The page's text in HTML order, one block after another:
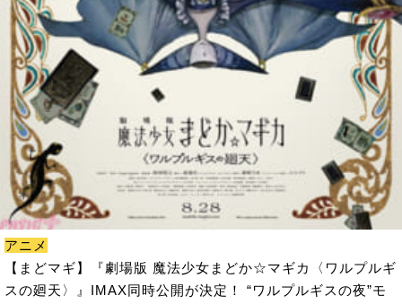
アニメ
【まどマギ】『劇場版 魔法少女まどか☆マギカ〈ワルプルギ
スの廻天〉』IMAX同時公開が決定！ “ワルプルギスの夜”モ